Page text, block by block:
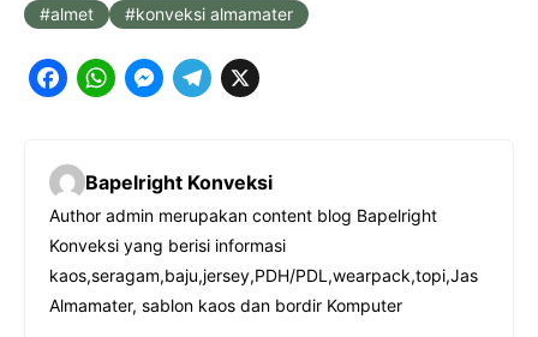
almet konveksi almamater
F
c
e
b
o
o
W
t
s
A
p
M
s
e
n
g
T
e
g
r
a
X
Bapelright Konveksi
Author admin merupakan content blog Bapelright
Konveksi yang berisi informasi
kaos,seragam,baju,jersey,PDH/PDL,wearpack,topi,Jas
Almamater, sablon kaos dan bordir Komputer